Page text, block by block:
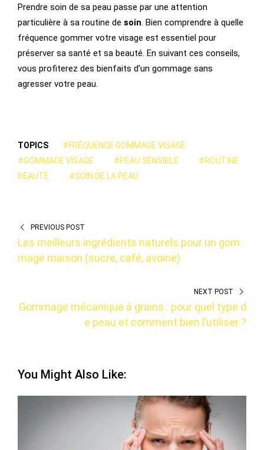
Prendre soin de sa peau passe par une attention
particulière à sa routine de soin. Bien comprendre à quelle
fréquence gommer votre visage est essentiel pour
préserver sa santé et sa beauté. En suivant ces conseils,
vous profiterez des bienfaits d’un gommage sans
agresser votre peau.
TOPICS
#FRÉQUENCE GOMMAGE VISAGE
#GOMMAGE VISAGE
#PEAU SENSIBLE
#ROUTINE
BEAUTÉ
#SOIN DE LA PEAU
PREVIOUS POST
Les meilleurs ingrédients naturels pour un gom
mage maison (sucre, café, avoine)
NEXT POST
Gommage mécanique à grains : pour quel type d
e peau et comment bien l’utiliser ?
You Might Also Like: